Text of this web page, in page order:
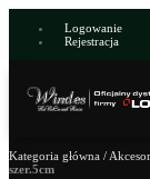
Logowanie
Rejestracja
Kategoria główna /
szer.5cm